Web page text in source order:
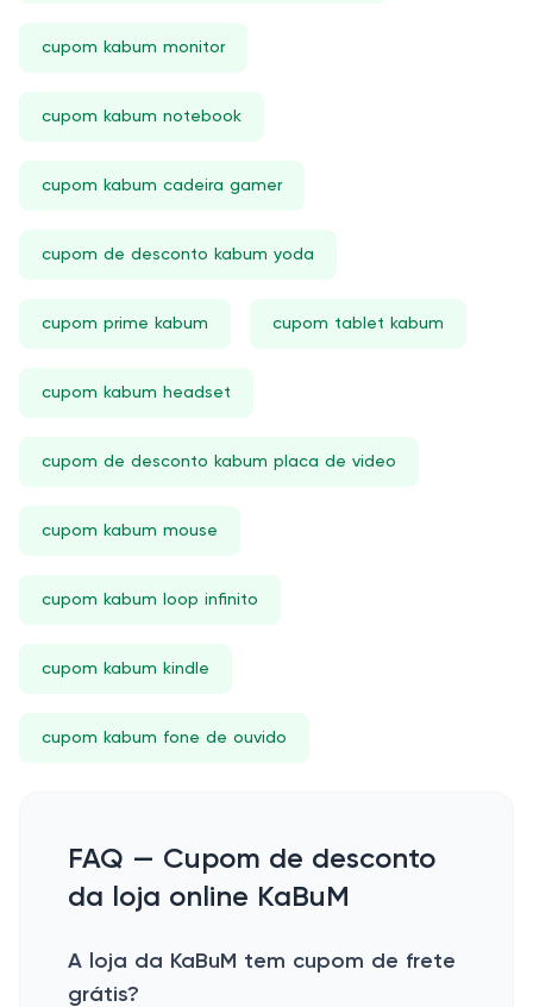
cupom kabum monitor
cupom kabum notebook
cupom kabum cadeira gamer
cupom de desconto kabum yoda
cupom prime kabum cupom tablet kabum
cupom kabum headset
cupom de desconto kabum placa de video
cupom kabum mouse
cupom kabum loop infinito
cupom kabum kindle
cupom kabum fone de ouvido
FAQ — Cupom de desconto
da loja online KaBuM
A loja da KaBuM tem cupom de frete
grátis?